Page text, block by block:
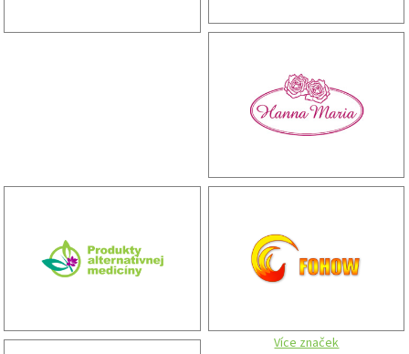
Více značek